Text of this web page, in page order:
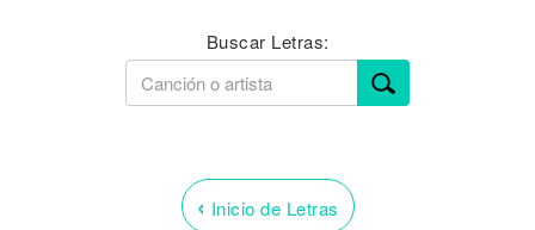
Buscar Letras:
‹ Inicio de Letras